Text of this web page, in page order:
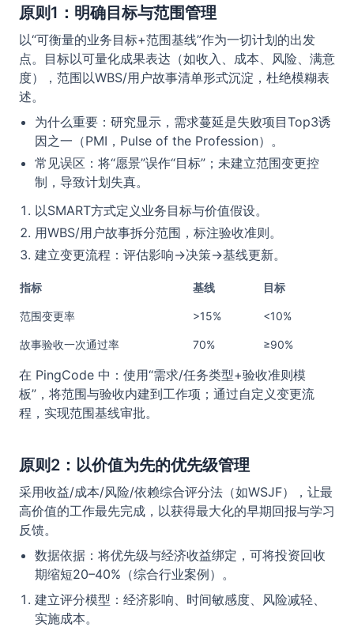
原则1：明确目标与范围管理
以“可衡量的业务目标+范围基线”作为一切计划的出发
点。目标以可量化成果表达（如收入、成本、风险、满意
度），范围以WBS/用户故事清单形式沉淀，杜绝模糊表
述。
为什么重要：研究显示，需求蔓延是失败项目Top3诱
因之一（PMI，Pulse of the Profession）。
常见误区：将“愿景”误作“目标”；未建立范围变更控
制，导致计划失真。
以SMART方式定义业务目标与价值假设。
用WBS/用户故事拆分范围，标注验收准则。
建立变更流程：评估影响→决策→基线更新。
指标 基线 目标
范围变更率 >15% <10%
故事验收一次通过率 70% ≥90%
在 PingCode 中：使用“需求/任务类型+验收准则模
板”，将范围与验收内建到工作项；通过自定义变更流
程，实现范围基线审批。
原则2：以价值为先的优先级管理
采用收益/成本/风险/依赖综合评分法（如WSJF），让最
高价值的工作最先完成，以获得最大化的早期回报与学习
反馈。
数据依据：将优先级与经济收益绑定，可将投资回收
期缩短20–40%（综合行业案例）。
建立评分模型：经济影响、时间敏感度、风险减轻、
实施成本。